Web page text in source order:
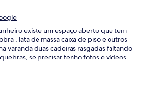
existe um espaço aberto que tem
, lata de massa caixa de piso e outros
varanda duas cadeiras rasgadas faltando
se precisar tenho fotos e vídeos